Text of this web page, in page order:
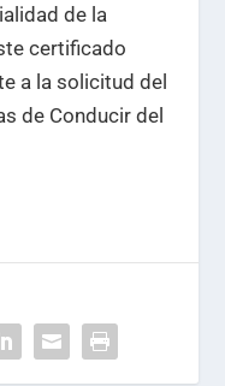
de la
certificado
a la solicitud del
de Conducir del